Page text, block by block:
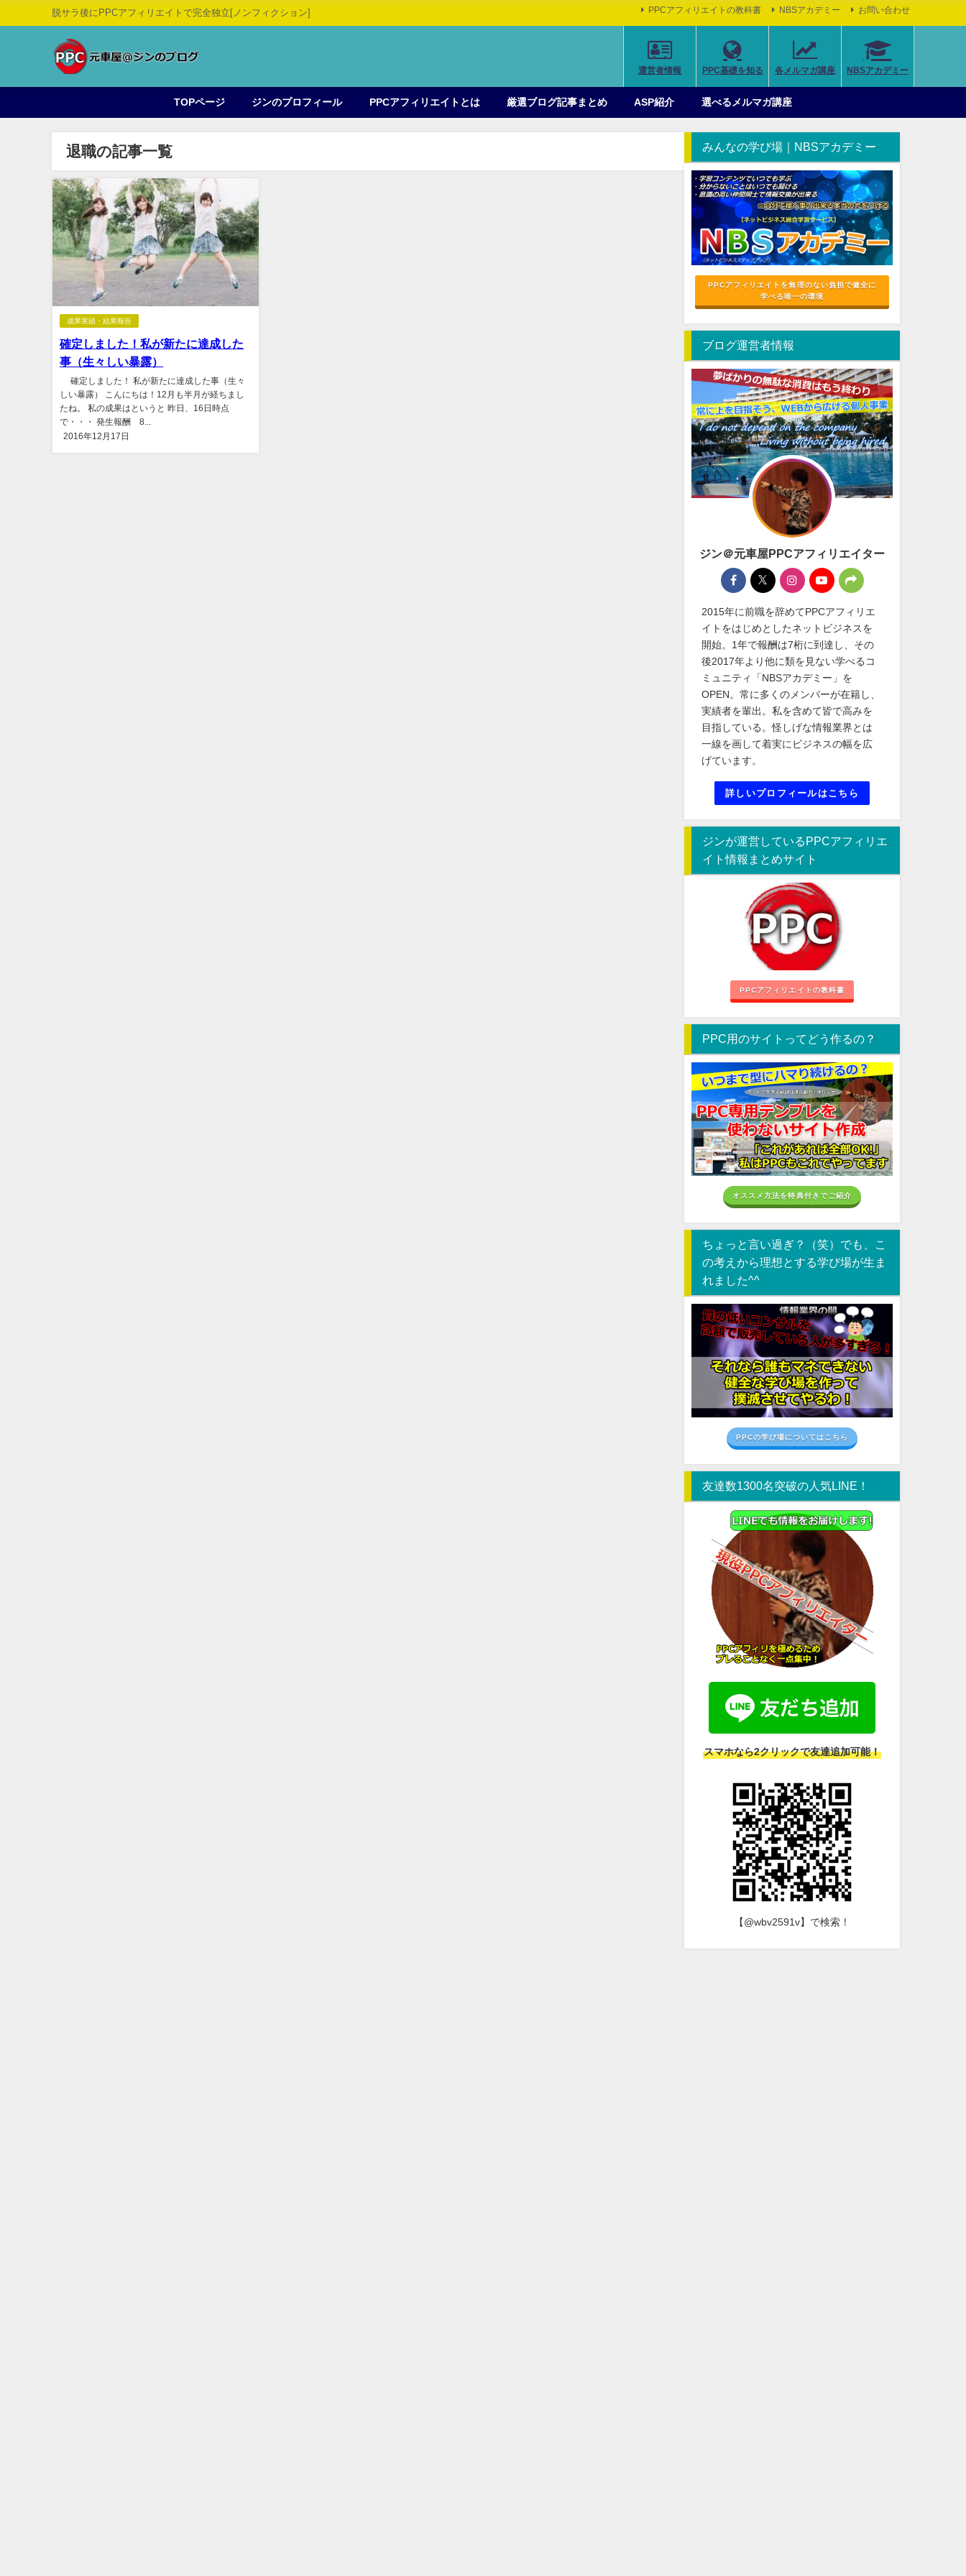
脱サラ後にPPCアフィリエイトで完全独立[ノンフィクション] PPCアフィリエイトの教科書 NBSアカデミー お問い合わせ
運営者情報 PPC基礎を知る 各メルマガ講座 NBSアカデミー
TOPページ ジンのプロフィール PPCアフィリエイトとは 厳選ブログ記事まとめ ASP紹介 選べるメルマガ講座
退職の記事一覧
成果実績・結果報告
確定しました！私が新たに達成した
事（生々しい暴露）
確定しました！ 私が新たに達成した事（生々
しい暴露） こんにちは！12月も半月が経ちまし
たね。 私の成果はというと 昨日、16日時点
で・・・ 発生報酬 8...
2016年12月17日
みんなの学び場｜NBSアカデミー
PPCアフィリエイトを無理のない負担で健全に
学べる唯一の環境
ブログ運営者情報
ジン＠元車屋PPCアフィリエイター
2015年に前職を辞めてPPCアフィリエ
イトをはじめとしたネットビジネスを
開始。1年で報酬は7桁に到達し、その
後2017年より他に類を見ない学べるコ
ミュニティ「NBSアカデミー」を
OPEN。常に多くのメンバーが在籍し、
実績者を輩出。私を含めて皆で高みを
目指している。怪しげな情報業界とは
一線を画して着実にビジネスの幅を広
げています。
詳しいプロフィールはこちら
ジンが運営しているPPCアフィリエ
イト情報まとめサイト
PPCアフィリエイトの教科書
PPC用のサイトってどう作るの？
オススメ方法を特典付きでご紹介
ちょっと言い過ぎ？（笑）でも、こ
の考えから理想とする学び場が生ま
れました^^
PPCの学び場についてはこちら
友達数1300名突破の人気LINE！
スマホなら2クリックで友達追加可能！
【@wbv2591v】で検索！